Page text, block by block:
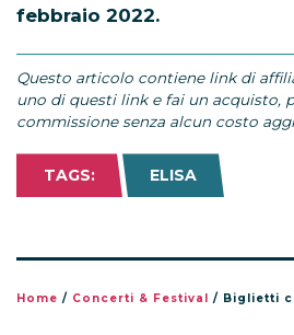
febbraio 2022.
Questo articolo contiene link di
uno di questi link e fai un acquisto,
commissione senza alcun costo
TAGS: ELISA
Home / Concerti & Festival / Biglietti concerti Elisa